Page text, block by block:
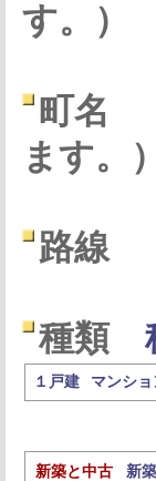
す。）
町名
ます。）
路線
種類
１戸建 マンショ
新築と中古 新築